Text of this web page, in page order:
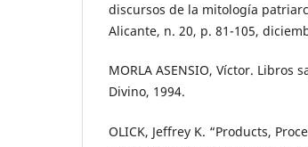
discursos de la mitología
Alicante, n. 20, p. 81-105,
MORLA ASENSIO, Víctor. Libros
Divino, 1994.
OLICK, Jeffrey K. “Products,